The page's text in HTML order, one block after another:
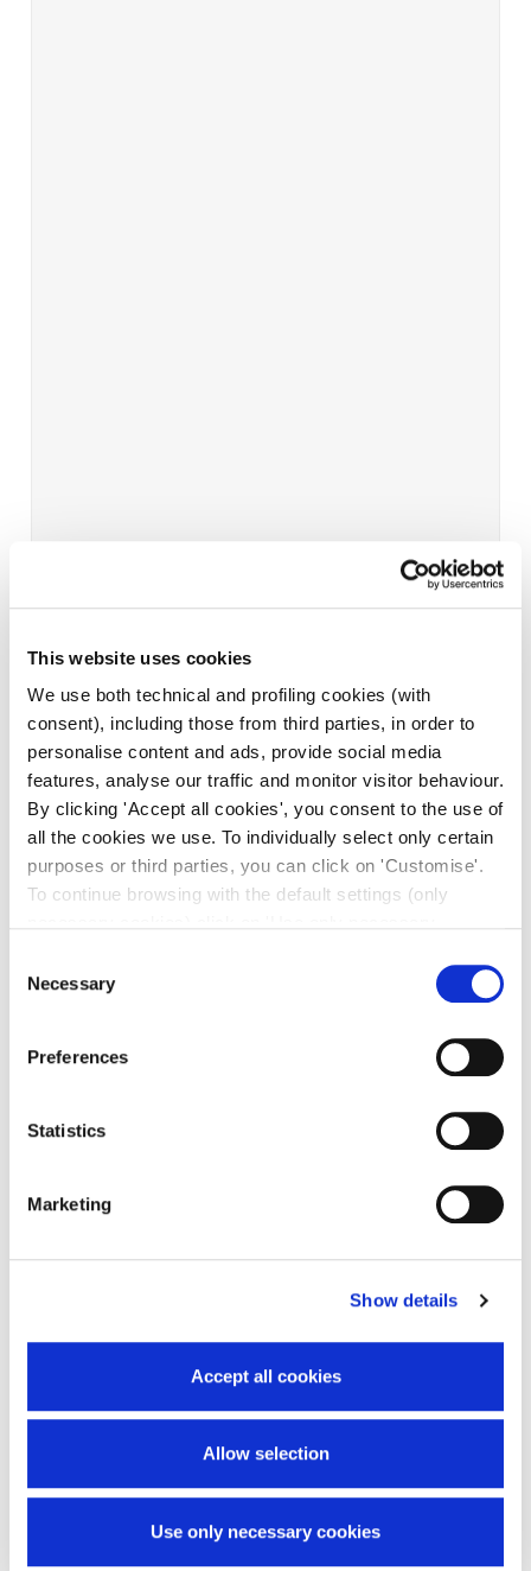
This website uses cookies
We use both technical and profiling cookies (with
consent), including those from third parties, in order to
personalise content and ads, provide social media
features, analyse our traffic and monitor visitor behaviour.
By clicking 'Accept all cookies', you consent to the use of
all the cookies we use. To individually select only certain
purposes or third parties, you can click on 'Customise'.
To continue browsing with the default settings (only
Policy. The cookie settings can be updated at any time
Selection
Necessary
Preferences
Statistics
Marketing
Show details
Accept all cookies
Allow selection
Use only necessary cookies